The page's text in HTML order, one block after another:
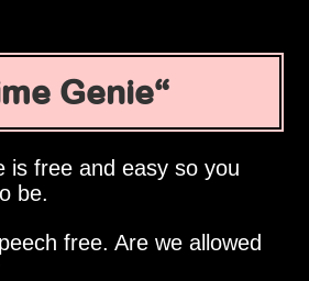
Genie
is free and easy so you
be.
free. Are we allowed